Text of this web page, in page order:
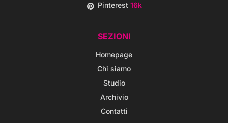
Pinterest16k
SEZIONI
Homepage
Chi siamo
Studio
Archivio
Contatti